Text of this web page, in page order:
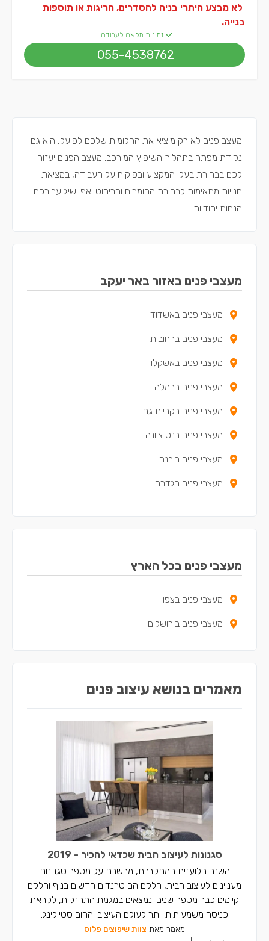
בנייה.
זמינות מלאה לעבודה
055-4538762
מעצב פנים לא רק מוציא את החלומות שלכם לפועל, הוא גם
נקודת מפתח בתהליך השיפוץ המורכב. מעצב הפנים יעזור
לכם בבחירת בעלי המקצוע ובפיקוח על העבודה, במציאת
חנויות מתאימות לבחירת החומרים והריהוט ואף ישיג עבורכם
הנחות יחודיות.
מעצבי פנים באזור באר יעקב
מעצבי פנים באשדוד
מעצבי פנים ברחובות
מעצבי פנים באשקלון
מעצבי פנים ברמלה
מעצבי פנים בקריית גת
מעצבי פנים בנס ציונה
מעצבי פנים ביבנה
מעצבי פנים בגדרה
מעצבי פנים בקריית מלאכי
מעצבי פנים בקריית עקרון
מעצבי פנים במזכרת בתיה
מעצבי פנים בכל הארץ
מעצבי פנים בצפון
מעצבי פנים בירושלים
מאמרים בנושא עיצוב פנים
סגנונות לעיצוב הבית שכדאי להכיר - 2019
השנה הלועזית המתקרבת, מבשרת על מספר סגנונות
מעניינים לעיצוב הבית, חלקם הם טרנדים חדשים בנוף וחלקם
קיימים כבר מספר שנים ונמצאים במגמת התחזקות, לקראת
כניסה משמעותית יותר לעולם העיצוב וההום סטיילינג.
מאמר מאת צוות שיפוצים פלוס